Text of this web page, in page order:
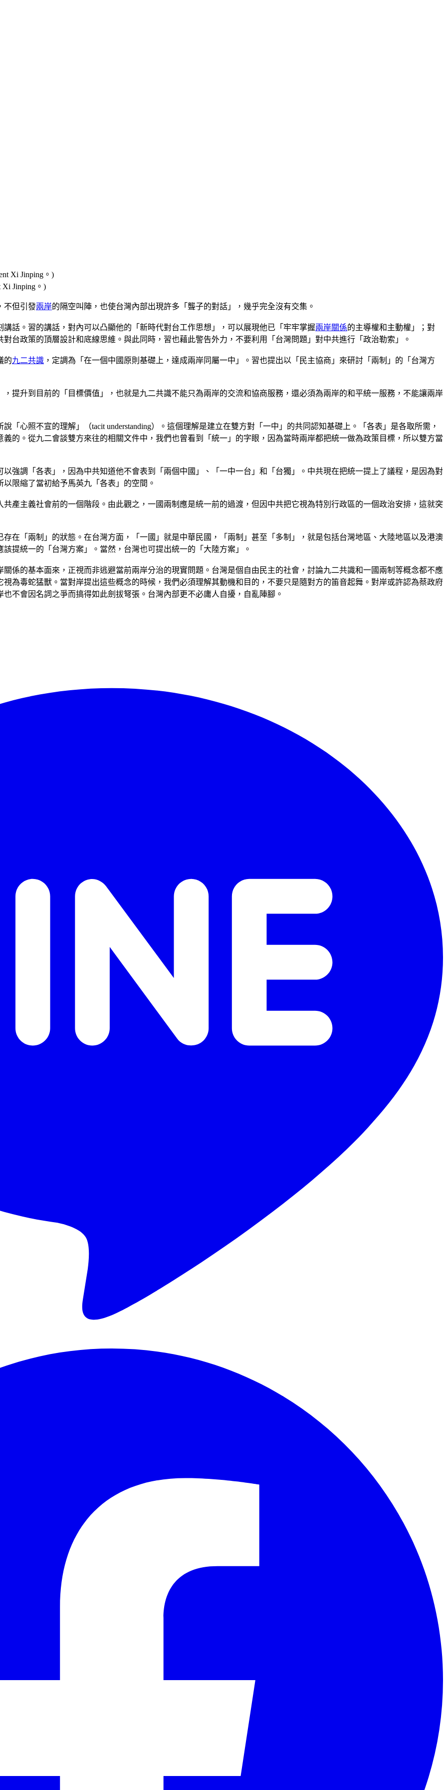
Xi Jinping。)
不但引發兩岸的隔空叫陣，也使台灣內部出現許多「聾子的對話」，幾乎完全沒有交集。
話。習的講話，對內可以凸顯他的「新時代對台工作思想」，可以展現他已「牢牢掌握兩岸關係的主導權和主動權」；對
台政策的頂層設計和底線思維。與此同時，習也藉此警告外力，不要利用「台灣問題」對中共進行「政治勒索」。
的九二共識 ，定調為「在一個中國原則基礎上，達成兩岸同屬一中」。習也提出以「民主協商」來研討「兩制」的「台灣方
提升到目前的「目標價值」，也就是九二共識不能只為兩岸的交流和協商服務，還必須為兩岸的和平統一服務，不能讓兩岸
「心照不宣的理解」（tacit understanding）。這個理解是建立在雙方對「一中」的共同認知基礎上。「各表」是各取所需，
的。從九二會談雙方來往的相關文件中，我們也曾看到「統一」的字眼，因為當時兩岸都把統一做為政策目標，所以雙方當
強調「各表」，因為中共知道他不會表到「兩個中國」、「一中一台」和「台獨」。中共現在把統一提上了議程，是因為對
限縮了當初給予馬英九「各表」的空間。
產主義社會前的一個階段。由此觀之，一國兩制應是統一前的過渡，但因中共把它視為特別行政區的一個政治安排，這就突
在「兩制」的狀態。在台灣方面，「一國」就是中華民國，「兩制」甚至「多制」，就是包括台灣地區、大陸地區以及港澳
提統一的「台灣方案」。當然，台灣也可提出統一的「大陸方案」。
係的基本面來，正視而非逃避當前兩岸分治的現實問題。台灣是個自由民主的社會，討論九二共識和一國兩制等概念都不應
為毒蛇猛獸。當對岸提出這些概念的時候，我們必須理解其動機和目的，不要只是隨對方的笛音起舞。對岸或許認為蔡政府
不會因名詞之爭而搞得如此劍拔弩張。台灣內部更不必庸人自擾，自亂陣腳。